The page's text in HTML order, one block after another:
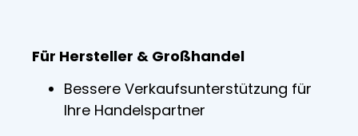
Für Hersteller & Großhandel
Bessere Verkaufsunterstützung für
Ihre Handelspartner